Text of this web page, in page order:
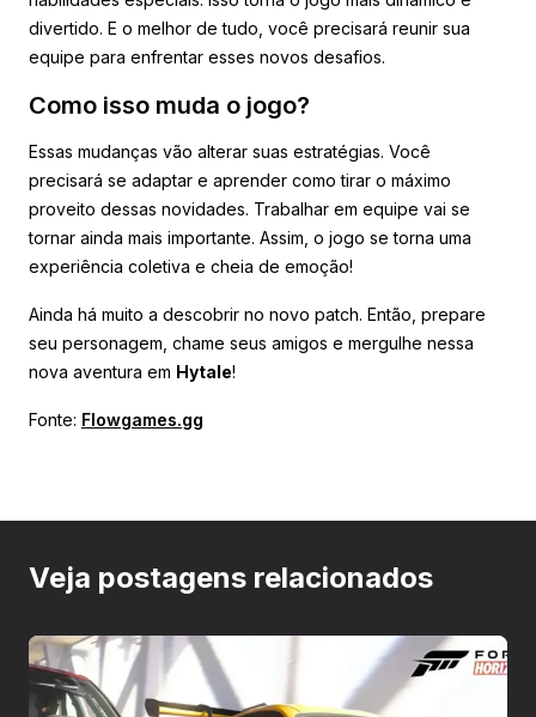
divertido. E o melhor de tudo, você precisará reunir sua
equipe para enfrentar esses novos desafios.
Como isso muda o jogo?
Essas mudanças vão alterar suas estratégias. Você
precisará se adaptar e aprender como tirar o máximo
proveito dessas novidades. Trabalhar em equipe vai se
tornar ainda mais importante. Assim, o jogo se torna uma
experiência coletiva e cheia de emoção!
Ainda há muito a descobrir no novo patch. Então, prepare
seu personagem, chame seus amigos e mergulhe nessa
nova aventura em Hytale!
Fonte: Flowgames.gg
Veja postagens relacionados